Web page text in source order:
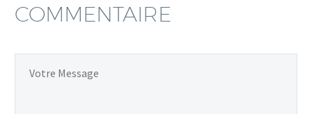
COMMENTAIRE